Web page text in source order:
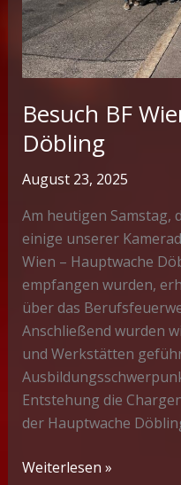
Besuch BF
Döbling
August 23, 2025
Am heutigen Samstag,
einige unserer
Wien – Hauptwache
empfangen wurden,
über das
Anschließend wurden
und Werkstätten
Entstehung die
der Hauptwache
Besuch
Weiterlesen »